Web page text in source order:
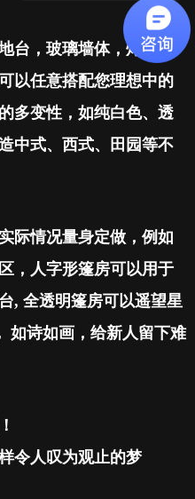
台，玻璃墙体，灯光，
以任意搭配您理想中的
多变性，如纯白色、透
中式、西式、田园等不
际情况量身定做，例如
，人字形篷房可以用于
, 全透明篷房可以遥望星
如诗如画，给新人留下难
令人叹为观止的梦